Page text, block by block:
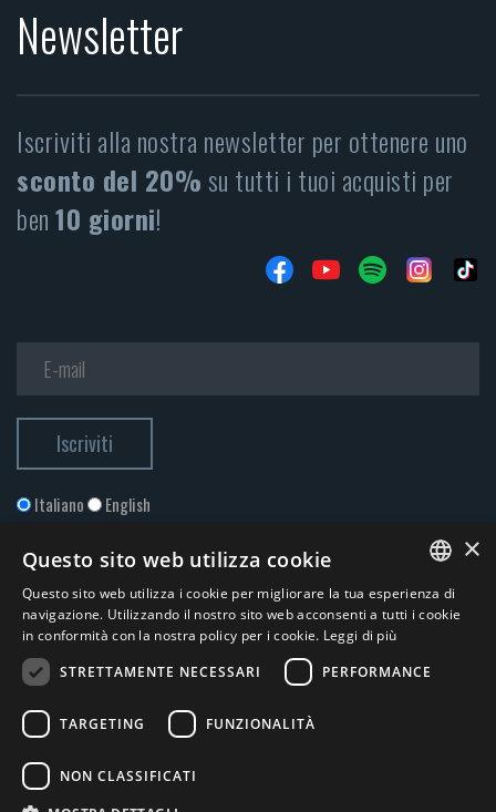
Newsletter
Iscriviti alla nostra newsletter per ottenere uno
sconto del 20%su tutti i tuoi acquisti per
ben10 giorni!
Italiano English
Accetto la Privacy Policy*
© 2026 ERGA srl - P.IVA 11173870152 | HALIDON srl - P.IVA 12885130158
ITALIAN
×
Questo sito web utilizza cookie
Questo sito web utilizza i cookie per migliorare la tua esperienza di
navigazione. Utilizzando il nostro sito web acconsenti a tutti i cookie
in conformità con la nostra policy per i cookie. Leggi di più
STRETTAMENTE NECESSARI
PERFORMANCE
TARGETING FUNZIONALITÀ
NON CLASSIFICATI